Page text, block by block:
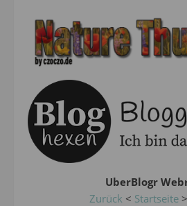
UberBlogr
Zurück < Startseite>